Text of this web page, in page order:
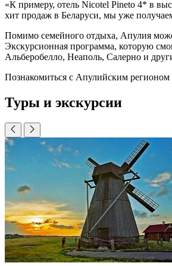
«К примеру, отель Nicotel Pineto 4* в
хит продаж в Беларуси, мы уже
Помимо семейного отдыха, Апулия
Экскурсионная программа, которую
Альберобелло, Неаполь, Салерно и
Познакомиться с Апулийским регионом
Туры и экскурсии